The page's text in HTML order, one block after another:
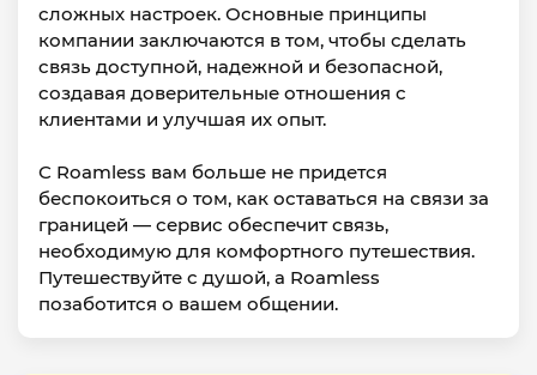
сложных настроек. Основные принципы
компании заключаются в том, чтобы сделать
связь доступной, надежной и безопасной,
создавая доверительные отношения с
клиентами и улучшая их опыт.
С Roamless вам больше не придется
беспокоиться о том, как оставаться на связи за
границей — сервис обеспечит связь,
необходимую для комфортного путешествия.
Путешествуйте с душой, а Roamless
позаботится о вашем общении.